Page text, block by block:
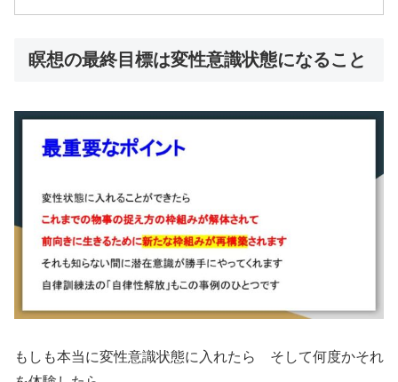
瞑想の最終目標は変性意識状態になること
もしも本当に変性意識状態に入れたら そして何度かそれ